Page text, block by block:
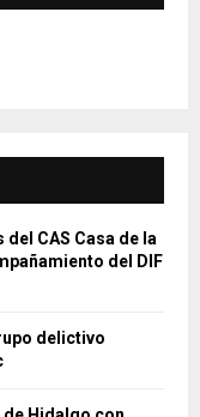
CAS Casa de la
del DIF
delictivo